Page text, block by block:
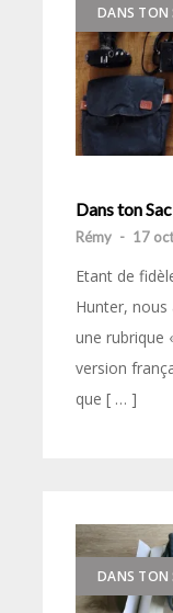
DANS TON
Dans ton
Rémy - 17
Etant de
Hunter,
une rubrique
version
que [ … ]
DANS TON